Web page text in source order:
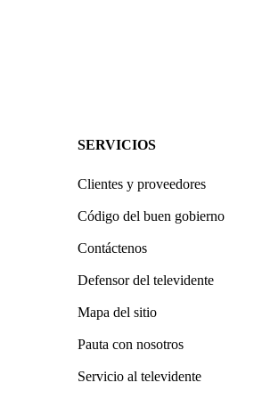
SERVICIOS
Clientes y proveedores
Código del buen gobierno
Contáctenos
Defensor del televidente
Mapa del sitio
Pauta con nosotros
Servicio al televidente